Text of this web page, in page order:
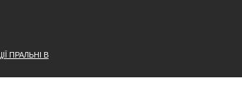
ПРАЛЬНІ В